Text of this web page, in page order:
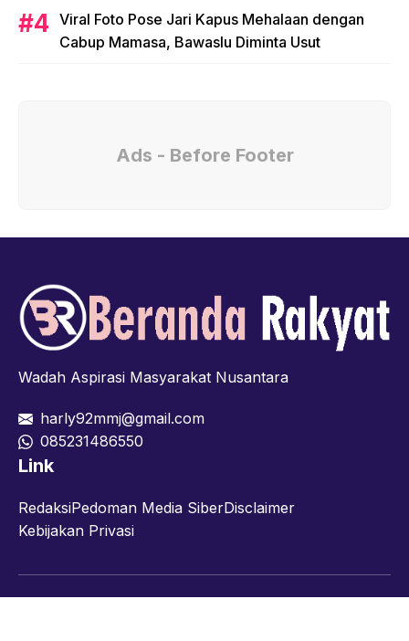
Viral Foto Pose Jari Kapus Mehalaan dengan
Cabup Mamasa, Bawaslu Diminta Usut
Ads - Before Footer
Wadah Aspirasi Masyarakat Nusantara
harly92mmj@gmail.com
085231486550
Link
RedaksiPedoman Media SiberDisclaimer
Kebijakan Privasi